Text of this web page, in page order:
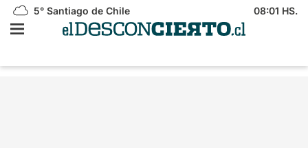
5° Santiago de Chile 08:01 HS.